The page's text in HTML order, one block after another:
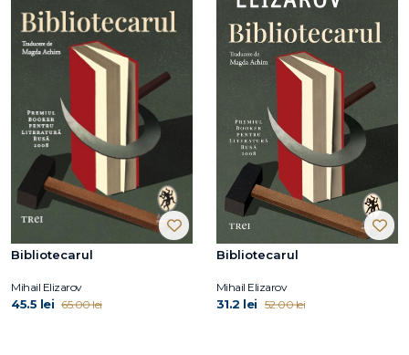
Bibliotecarul
Mihail Elizarov
45.5 lei 65.00 lei
Bibliotecarul
Mihail Elizarov
31.2 lei 52.00 lei